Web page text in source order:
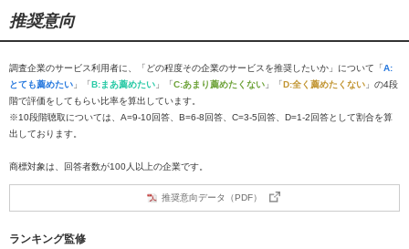
推奨意向
調査企業のサービス利用者に、「どの程度その企業のサービスを推奨したいか」について「A:
とても薦めたい 」「B:まあ薦めたい 」「C:あまり薦めたくない 」「D:全く薦めたくない 」の4段
階で評価をしてもらい比率を算出しています。
※10段階聴取については、A=9-10回答、B=6-8回答、C=3-5回答、D=1-2回答として割合を算
出しております。
商標対象は、回答者数が100人以上の企業です。
推奨意向データ（PDF）
ランキング監修